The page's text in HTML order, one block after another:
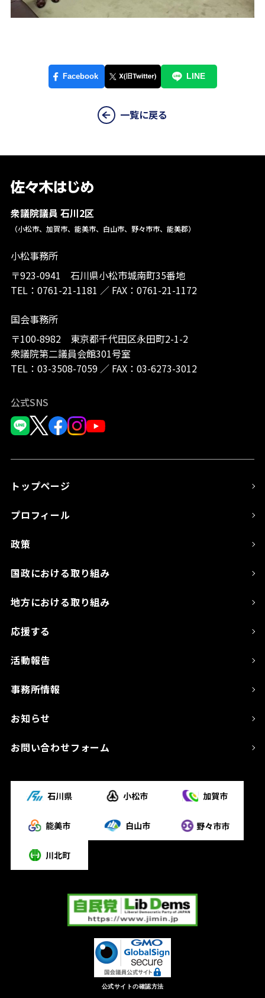
一覧に戻る
衆議院議員 石川2区
（小松市、加賀市、能美市、白山市、野々市市、能美郡）
小松事務所
〒923-0941 石川県小松市城南町35番地
TEL： 0761-21-1181 ／ FAX：0761-21-1172
国会事務所
〒100-8982 東京都千代田区永田町2-1-2
衆議院第二議員会館301号室
TEL： 03-3508-7059／ FAX：03-6273-3012
公式SNS
トップページ
プロフィール
政策
国政における取り組み
地方における取り組み
応援する
活動報告
事務所情報
お知らせ
お問い合わせフォーム
公式サイトの確認方法